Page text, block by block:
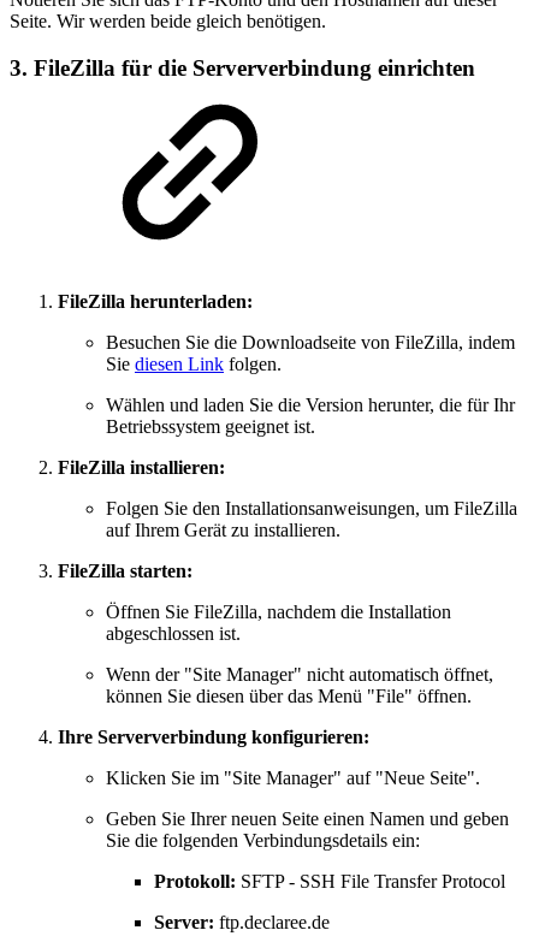
Seite. Wir werden beide gleich benötigen.
3. FileZilla für die Serververbindung einrichten
FileZilla herunterladen:
Besuchen Sie die Downloadseite von FileZilla, indem
Sie diesen Link folgen.
Wählen und laden Sie die Version herunter, die für Ihr
Betriebssystem geeignet ist.
FileZilla installieren:
Folgen Sie den Installationsanweisungen, um FileZilla
auf Ihrem Gerät zu installieren.
FileZilla starten:
Öffnen Sie FileZilla, nachdem die Installation
abgeschlossen ist.
Wenn der "Site Manager" nicht automatisch öffnet,
können Sie diesen über das Menü "File" öffnen.
Ihre Serververbindung konfigurieren:
Klicken Sie im "Site Manager" auf "Neue Seite".
Geben Sie Ihrer neuen Seite einen Namen und geben
Sie die folgenden Verbindungsdetails ein:
Protokoll: SFTP - SSH File Transfer Protocol
Server: ftp.declaree.de